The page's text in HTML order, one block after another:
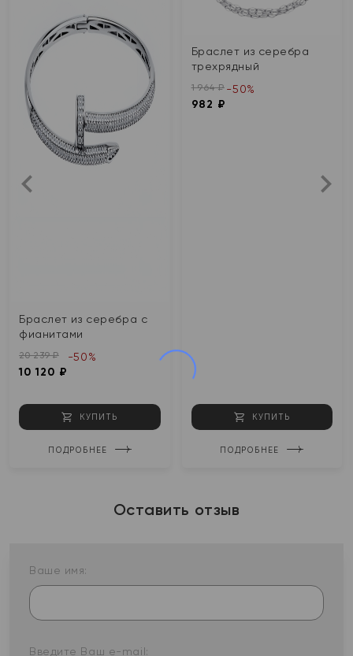
Браслет из серебра с
фианитами
20 239 ₽
10 120 ₽
-50%
КУПИТЬ
ПОДРОБНЕЕ
Браслет из серебра
трехрядный
1 964 ₽
982 ₽
-50%
КУПИТЬ
ПОДРОБНЕЕ
Оставить отзыв
Ваше имя:
Введите Ваш e-mail: